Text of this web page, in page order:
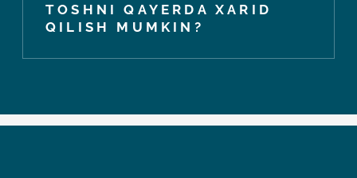
TOSHNI QAYERDA XARID
QILISH MUMKIN?